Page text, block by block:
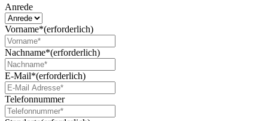
Anrede
Vorname*(erforderlich)
Nachname*(erforderlich)
E-Mail*(erforderlich)
Telefonnummer